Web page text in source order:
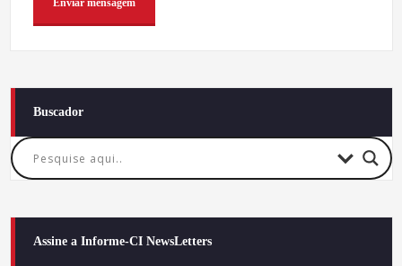
Buscador
Assine a Informe-CI NewsLetters